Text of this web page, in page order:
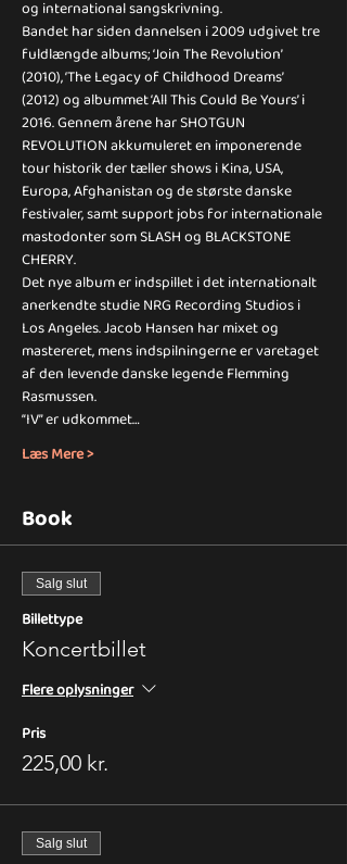
og international sangskrivning.
Bandet har siden dannelsen i 2009 udgivet tre
fuldlængde albums; ‘Join The Revolution’
(2010), ‘The Legacy of Childhood Dreams’
(2012) og albummet ‘All This Could Be Yours’ i
2016. Gennem årene har SHOTGUN
REVOLUTION akkumuleret en imponerende
tour historik der tæller shows i Kina, USA,
Europa, Afghanistan og de største danske
festivaler, samt support jobs for internationale
mastodonter som SLASH og BLACKSTONE
CHERRY.
Det nye album er indspillet i det internationalt
anerkendte studie NRG Recording Studios i
Los Angeles. Jacob Hansen har mixet og
mastereret, mens indspilningerne er varetaget
af den levende danske legende Flemming
Rasmussen.
“IV” er udkommet…
Læs Mere >
Book
Salg slut
Billettype
Koncertbillet
Flere oplysninger
Pris
225,00 kr.
Salg slut